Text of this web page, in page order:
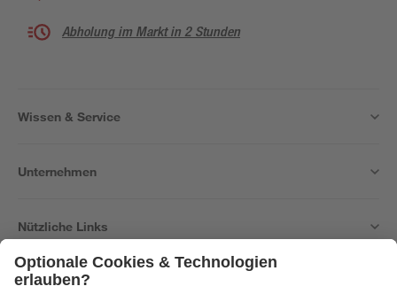
Abholung im Markt in 2 Stunden
Wissen & Service
Unternehmen
Nützliche Links